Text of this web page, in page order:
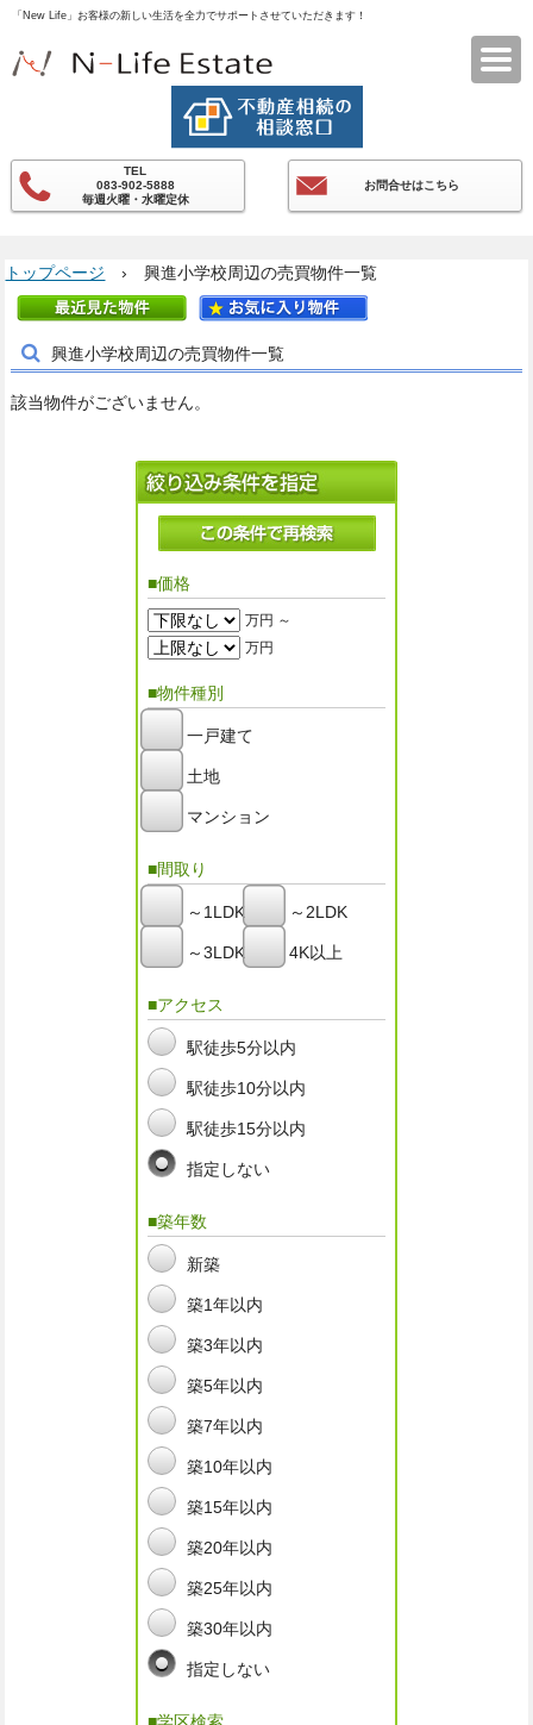
「New Life」お客様の新しい生活を全力でサポートさせていただきます！
TEL
083-902-5888
毎週火曜・水曜定休
お問合せはこちら
トップページ › 興進小学校周辺の売買物件一覧
興進小学校周辺の売買物件一覧
該当物件がございません。
■価格
万円 ～
万円
■物件種別
一戸建て
土地
マンション
■間取り
～1LDK ～2LDK
～3LDK 4K以上
■アクセス
駅徒歩5分以内
駅徒歩10分以内
駅徒歩15分以内
指定しない
■築年数
新築
築1年以内
築3年以内
築5年以内
築7年以内
築10年以内
築15年以内
築20年以内
築25年以内
築30年以内
指定しない